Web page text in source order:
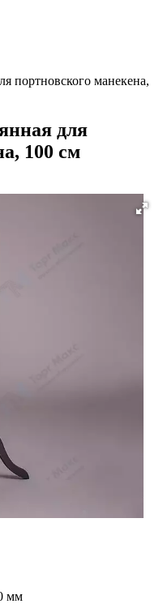
портновского манекена,
для
100 см
мм